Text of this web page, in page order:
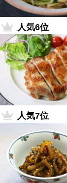
人気6位
人気7位